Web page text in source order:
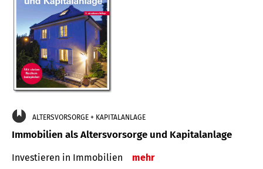
ALTERSVORSORGE + KAPITALANLAGE
Immobilien als Altersvorsorge und Kapitalanlage
Investieren in Immobilien mehr